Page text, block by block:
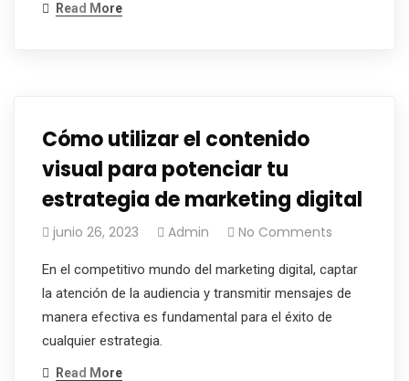
Read More
Cómo utilizar el contenido
visual para potenciar tu
estrategia de marketing digital
junio 26, 2023 Admin No Comments
En el competitivo mundo del marketing digital, captar
la atención de la audiencia y transmitir mensajes de
manera efectiva es fundamental para el éxito de
cualquier estrategia.
Read More